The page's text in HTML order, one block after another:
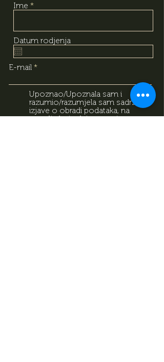
Ime
Datum rodjenja
E-mail
Upoznao/Upoznala sam i
razumio/razumjela sam sadržaj
izjave o obradi podataka, na
temelju koje dajem svoj